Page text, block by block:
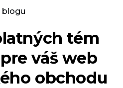
blogu
tém
váš web
obchodu